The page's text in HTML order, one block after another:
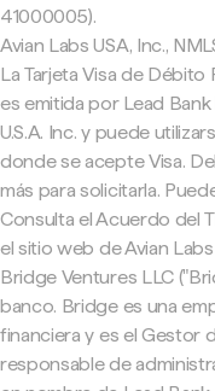
41000005).
Avian Labs USA, Inc.,
La Tarjeta Visa de Débito
es emitida por Lead
U.S.A. Inc. y puede
donde se acepte Visa.
más para solicitarla.
Consulta el Acuerdo del
el sitio web de Avian
Bridge Ventures LLC
banco. Bridge es una
financiera y es el Gestor
responsable de